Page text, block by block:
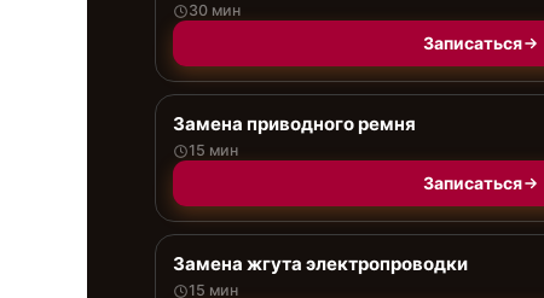
30 мин
Записаться
Замена приводного ремня
15 мин
Записаться
Замена жгута электропроводки
15 мин